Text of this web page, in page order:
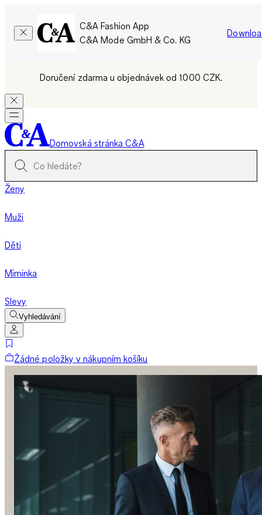
C&A Fashion App
C&A Mode GmbH & Co. KG
Doručení zdarma u objednávek od 1000 CZK.
Domovská stránka C&A
Ženy
Muži
Děti
Miminka
Slevy
Vyhledávání
Žádné položky v nákupním košíku